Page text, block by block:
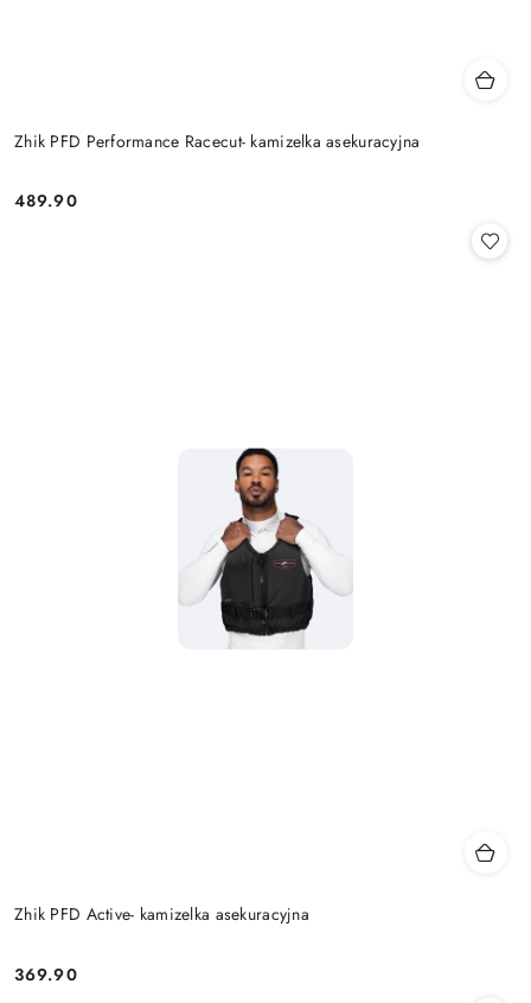
Zhik PFD Performance Racecut- kamizelka asekuracyjna
Cena:
489.90
Zhik PFD Active- kamizelka asekuracyjna
Cena:
369.90